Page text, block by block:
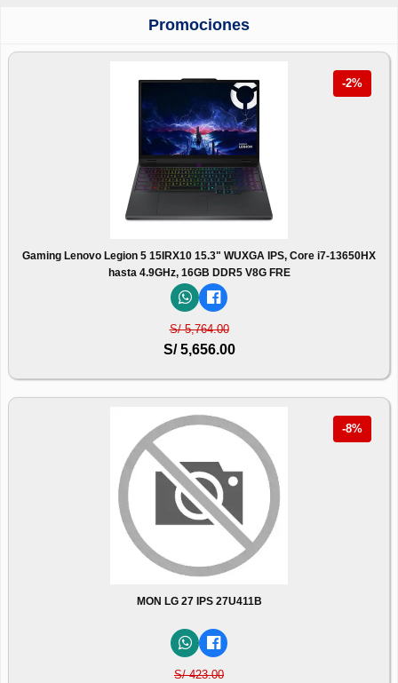
Promociones
-2%
Gaming Lenovo Legion 5 15IRX10 15.3" WUXGA IPS, Core i7-13650HX
hasta 4.9GHz, 16GB DDR5 V8G FRE
S/ 5,764.00
S/ 5,656.00
-8%
MON LG 27 IPS 27U411B
S/ 423.00